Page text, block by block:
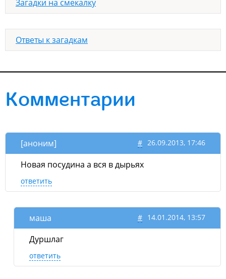
Загадки на смекалку
Ответы к загадкам
Комментарии
[аноним] 26.09.2013, 17:46
#
Новая посудина а вся в дырьях
ответить
маша 14.01.2014, 13:57
#
Дуршлаг
ответить